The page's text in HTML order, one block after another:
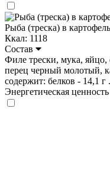
Рыба (треска) в
Ккал: 1118
Состав
Филе трески, мука, яйцо,
перец черный молотый,
содержит: белков - 14,1 г
Энергетическая